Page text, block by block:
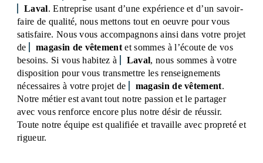
Laval. Entreprise usant d’une expérience et d’un savoir-
faire de qualité, nous mettons tout en oeuvre pour vous
satisfaire. Nous vous accompagnons ainsi dans votre projet
de
magasin de vêtement et sommes à l’écoute de vos
besoins. Si vous habitez à
Laval, nous sommes à votre
disposition pour vous transmettre les renseignements
nécessaires à votre projet de
magasin de vêtement.
Notre métier est avant tout notre passion et le partager
avec vous renforce encore plus notre désir de réussir.
Toute notre équipe est qualifiée et travaille avec propreté et
rigueur.